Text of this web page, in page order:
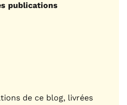
publications
de ce blog, livrées